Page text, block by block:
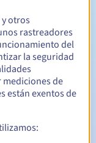
Entre 1 y 10 años
otros
rastreadores
del
la seguridad
de
están exentos de